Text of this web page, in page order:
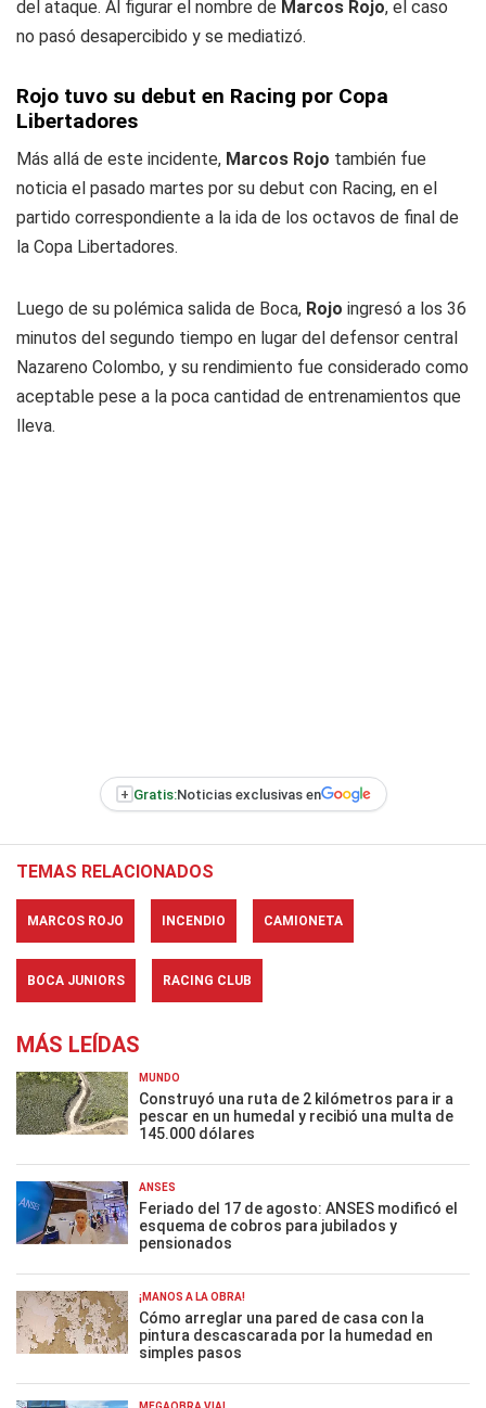
del ataque. Al figurar el nombre de Marcos Rojo, el caso
no pasó desapercibido y se mediatizó.
Rojo tuvo su debut en Racing por Copa
Libertadores
Más allá de este incidente, Marcos Rojo también fue
noticia el pasado martes por su debut con Racing, en el
partido correspondiente a la ida de los octavos de final de
la Copa Libertadores.
Luego de su polémica salida de Boca, Rojo ingresó a los 36
minutos del segundo tiempo en lugar del defensor central
Nazareno Colombo, y su rendimiento fue considerado como
aceptable pese a la poca cantidad de entrenamientos que
lleva.
+ Gratis:Noticias exclusivas en
TEMAS RELACIONADOS
MARCOS ROJO INCENDIO CAMIONETA
BOCA JUNIORS RACING CLUB
MÁS LEÍDAS
MUNDO
Construyó una ruta de 2 kilómetros para ir a
pescar en un humedal y recibió una multa de
145.000 dólares
ANSES
Feriado del 17 de agosto: ANSES modificó el
esquema de cobros para jubilados y
pensionados
¡MANOS A LA OBRA!
Cómo arreglar una pared de casa con la
pintura descascarada por la humedad en
simples pasos